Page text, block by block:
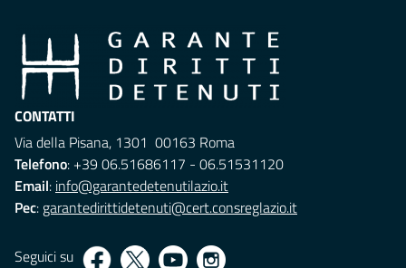
CONTATTI
Via della Pisana, 1301 00163 Roma
Telefono: +39 06.51686117 - 06.51531120
Email: info@garantedetenutilazio.it
Pec: garantedirittidetenuti@cert.consreglazio.it
Seguici su